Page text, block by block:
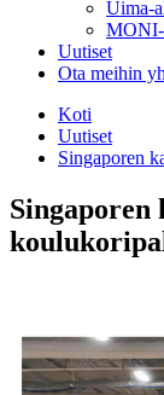
Uima-
Uutiset
Ota meihin
Koti
Uutiset
Singaporen
Singaporen